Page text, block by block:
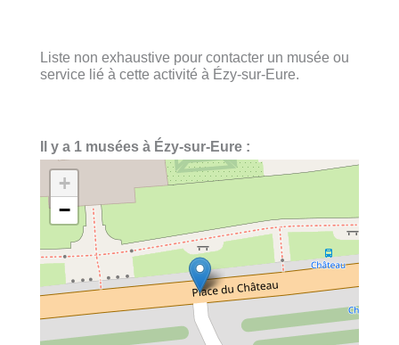
Liste non exhaustive pour contacter un musée ou
service lié à cette activité à Ézy-sur-Eure.
Il y a 1 musées à Ézy-sur-Eure :
+
−